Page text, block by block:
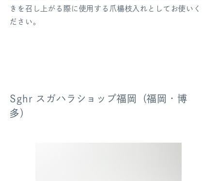
きを召し上がる際に使用する爪楊枝入れとしてお使いく
ださい。
Sghr スガハラショップ福岡（福岡・博
多）